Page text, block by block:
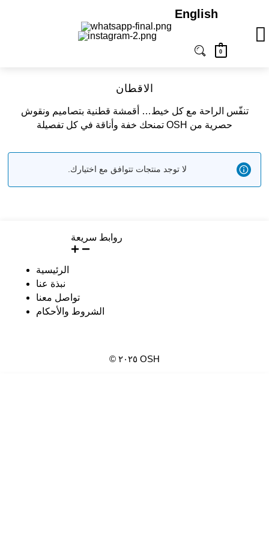
English
0
الاقطان
ﺗﻨﻔّﺲ اﻟﺮاﺣﺔ ﻣﻊ ﻛﻞ ﺧﻴﻂ… أﻗﻤﺸﺔ ﻗﻄﻨﻴﺔ ﺑﺘﺼﺎﻣﻴﻢ وﻧﻘﻮش
ﺣﺼﺮﻳﺔ ﻣﻦ OSH ﺗﻤﻨﺤﻚ ﺧﻔﺔ وأﻧﺎﻗﺔ ﻓﻲ ﻛﻞ ﺗﻔﺼﻴﻠﺔ
لا توجد منتجات تتوافق مع اختيارك.
روابط سريعة
الرئيسية
نبذة عنا
تواصل معنا
الشروط والأحكام
© ٢٠٢٥ OSH